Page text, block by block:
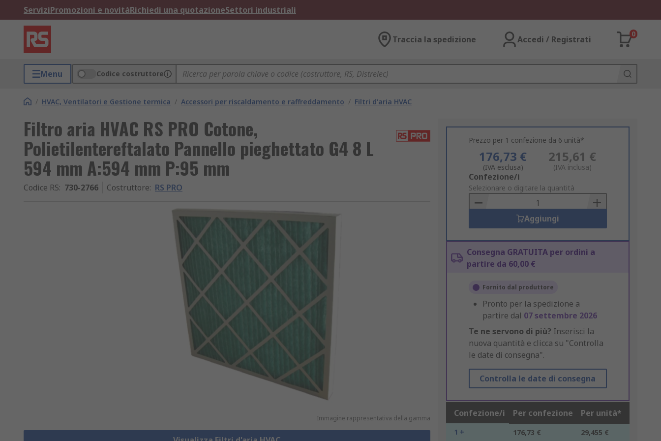
ServiziPromozioni e novitàRichiedi una quotazioneSettori industriali
Traccia la spedizione Accedi / Registrati
0
Menu Codice costruttore
/ HVAC, Ventilatori e Gestione termica / Accessori per riscaldamento e raffreddamento / Filtri d'aria HVAC
Filtro aria HVAC RS PRO Cotone,
Polietilentereftalato Pannello pieghettato G4 8 L
594 mm A:594 mm P:95 mm
Codice RS: 730-2766 Costruttore: RS PRO
Immagine rappresentativa della gamma
Prezzo per 1 confezione da 6 unità*
176,73 €
(IVA esclusa)
215,61 €
(IVA inclusa)
Add
to
Basket
Confezione/i
Selezionare o digitare la quantità
Aggiungi
Consegna GRATUITA per ordini a
partire da 60,00 €
Fornito dal produttore
Pronto per la spedizione a
partire dal 07 settembre 2026
Te ne servono di più? Inserisci la
nuova quantità e clicca su "Controlla
le date di consegna".
Controlla le date di consegna
Confezione/i Per confezione Per unità*
1 + 176,73 € 29,455 €